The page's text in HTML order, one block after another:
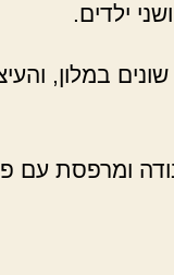
ילדים.
במלון,
ומרפסת עם